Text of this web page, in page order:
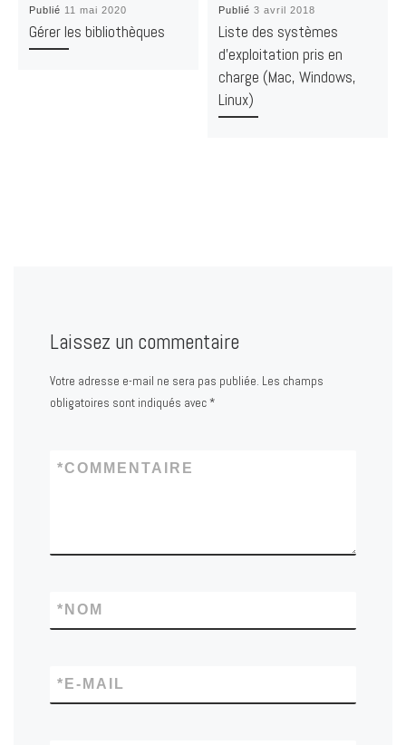
Publié 11 mai 2020
Gérer les bibliothèques
Publié3 avril 2018
Liste des systèmes
d’exploitation pris en
charge (Mac, Windows,
Linux)
Laissez un commentaire
Votre adresse e-mail ne sera pas publiée. Les champs
obligatoires sont indiqués avec *
COMMENTAIRE
*
NOM
*
E-MAIL
*